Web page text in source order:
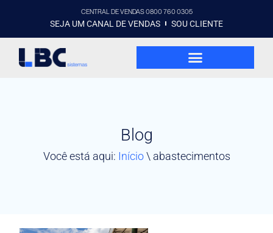
CENTRAL DE VENDAS 0800 760 0305
SEJA UM CANAL DE VENDAS SOU CLIENTE
Blog
Você está aqui: Início\ abastecimentos